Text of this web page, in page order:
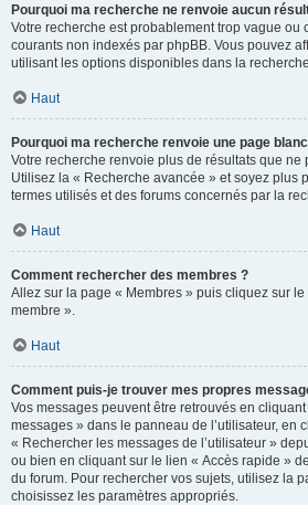
Pourquoi ma recherche ne renvoie aucun
Votre recherche est probablement trop vague ou
courants non indexés par phpBB. Vous pouvez
utilisant les options disponibles dans la
Haut
Pourquoi ma recherche renvoie une page
Votre recherche renvoie plus de résultats que ne
Utilisez la « Recherche avancée » et soyez plus
termes utilisés et des forums concernés par la
Haut
Comment rechercher des membres ?
Allez sur la page « Membres » puis cliquez sur
membre ».
Haut
Comment puis-je trouver mes propres
Vos messages peuvent être retrouvés en
messages » dans le panneau de l’utilisateur, en
« Rechercher les messages de l’utilisateur »
ou bien en cliquant sur le lien « Accès rapide »
du forum. Pour rechercher vos sujets, utilisez la
choisissez les paramètres appropriés.